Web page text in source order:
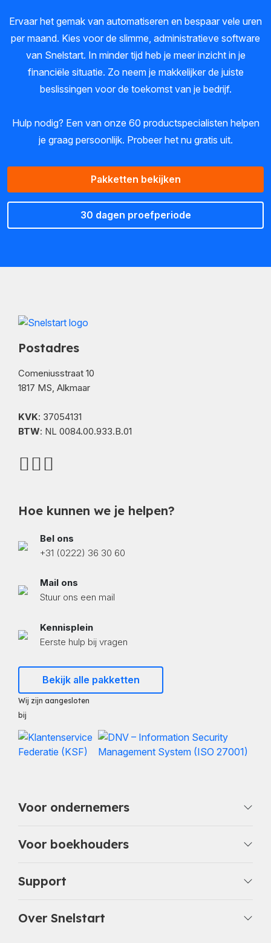
Ervaar het gemak van automatiseren en bespaar vele uren
per maand. Kies voor de slimme, administratieve software
van Snelstart. In minder tijd heb je meer inzicht in je
financiële situatie. Zo neem je makkelijker de juiste
beslissingen voor de toekomst van je bedrijf.
Hulp nodig? Een van onze 60 productspecialisten helpen
je graag persoonlijk. Probeer het nu gratis uit.
Pakketten bekijken
30 dagen proefperiode
Postadres
Comeniusstraat 10
1817 MS, Alkmaar
KVK: 37054131
BTW: NL 0084.00.933.B.01
Hoe kunnen we je helpen?
Bel ons
+31 (0222) 36 30 60
Mail ons
Stuur ons een mail
Kennisplein
Eerste hulp bij vragen
Bekijk alle pakketten
Wij zijn aangesloten
bij
Voor ondernemers
Voor boekhouders
Support
Over Snelstart